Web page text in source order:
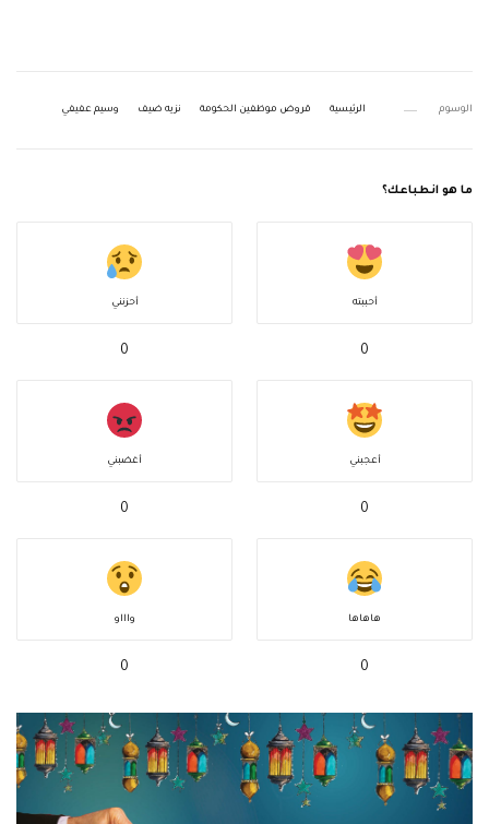
الوسوم الرئيسية قروض موظفين الحكومة نزيه ضيف وسيم عفيفي
ما هو انطباعك؟
أحببته
0
أحزنني
0
أعجبني
0
أغضبني
0
هاهاها
0
واااو
0